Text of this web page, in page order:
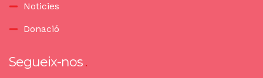
Noticies
Donació
Segueix-nos